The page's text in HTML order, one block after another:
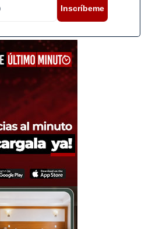
Inscríbeme